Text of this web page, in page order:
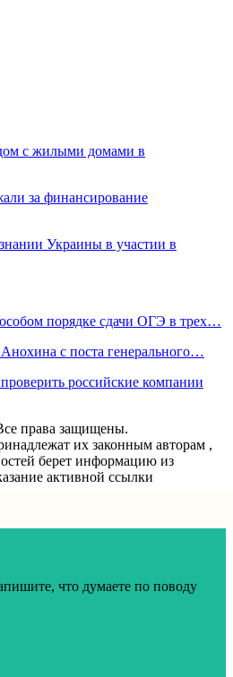
с жилыми домами в
за финансирование
Украины в участии в
порядке сдачи ОГЭ в трех…
с поста генерального…
российские компании
права защищены.
их законным авторам ,
берет информацию из
активной ссылки
что думаете по поводу